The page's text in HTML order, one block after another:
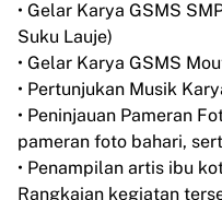
• Gelar Karya GSMS
Suku Lauje)
• Gelar Karya GSMS
• Pertunjukan Musik
• Peninjauan Pameran
pameran foto bahari,
• Penampilan artis ibu
Rangkaian kegiatan